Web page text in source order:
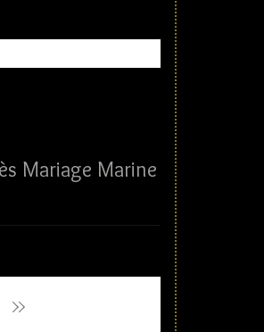
Mariage Marine et